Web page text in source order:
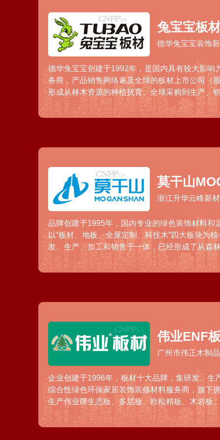
兔宝宝板
德华兔宝宝装饰
德华兔宝宝创建于1992年，是国内具有较大影响
务商，产品销售网络遍及全球的板材上市公司（
形成从林木资源的种植抚育、全球采购到生产、
门、衣柜、橱柜等多元化产品的完整产业链，产
莫干山
浙江升华云峰新
品牌创建于1995年，国内专业的绿色装饰材料和
以“板材、地板、全屋定制、科技木”四大板块为
发、生产、加工和销售于一体，已经形成了从森
装饰贴面板、胶合板、细木工板、科技木、地板
伟业ENF
广州市伟正木制
企业创建于1996年，板材十大品牌，集研发、生
综合性绿色环保家居装饰装修材料服务商，旗下
生产伟业牌生态板、多层板、欧松精板、木岩板
等无醛环保板材产品，凭借抗甲醛生产技术、国